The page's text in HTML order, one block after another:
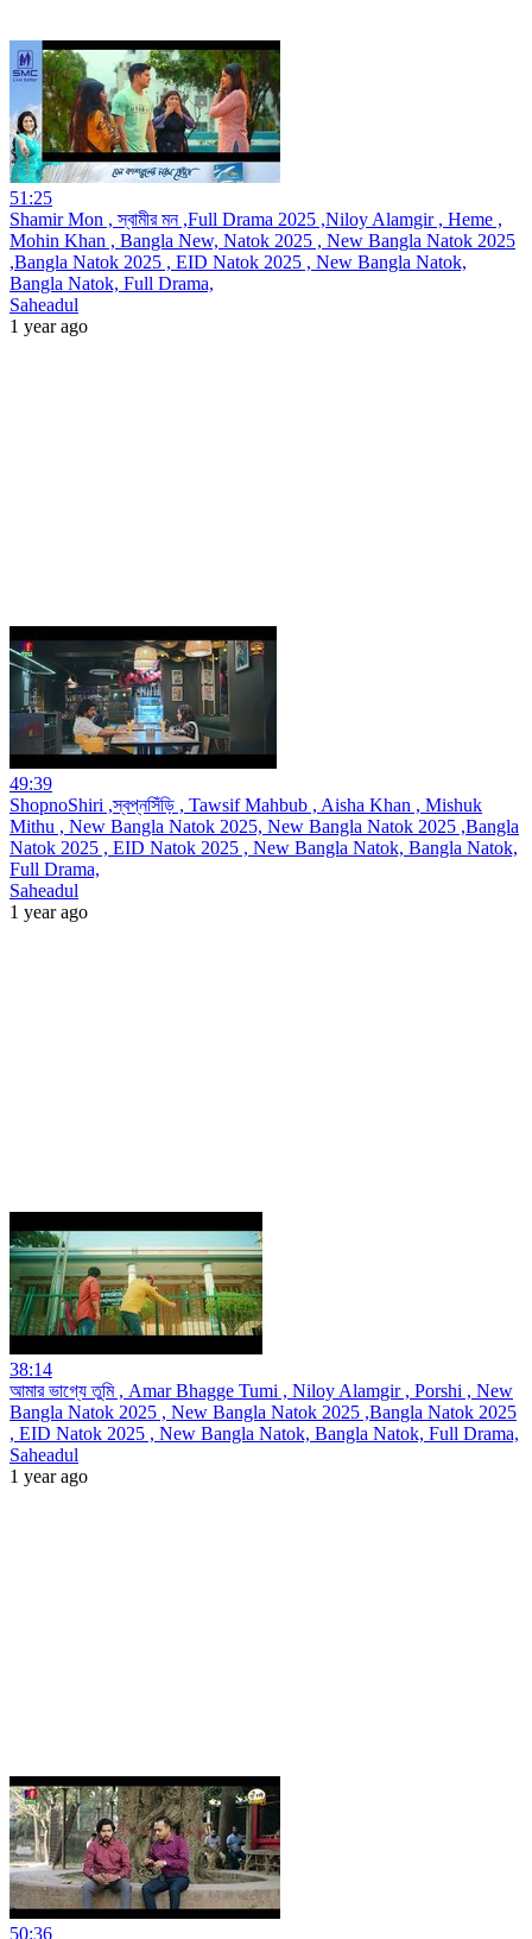
51:25
Shamir Mon , স্বামীর মন ,Full Drama 2025 ,Niloy Alamgir , Heme ,
Mohin Khan , Bangla New, Natok 2025 , New Bangla Natok 2025
,Bangla Natok 2025 , EID Natok 2025 , New Bangla Natok,
Bangla Natok, Full Drama,
Saheadul
1 year ago
49:39
ShopnoShiri ,স্বপ্নসিঁড়ি , Tawsif Mahbub , Aisha Khan , Mishuk
Mithu , New Bangla Natok 2025, New Bangla Natok 2025 ,Bangla
Natok 2025 , EID Natok 2025 , New Bangla Natok, Bangla Natok,
Full Drama,
Saheadul
1 year ago
38:14
আমার ভাগ্যে তুমি , Amar Bhagge Tumi , Niloy Alamgir , Porshi , New
Bangla Natok 2025 , New Bangla Natok 2025 ,Bangla Natok 2025
, EID Natok 2025 , New Bangla Natok, Bangla Natok, Full Drama,
Saheadul
1 year ago
50:36